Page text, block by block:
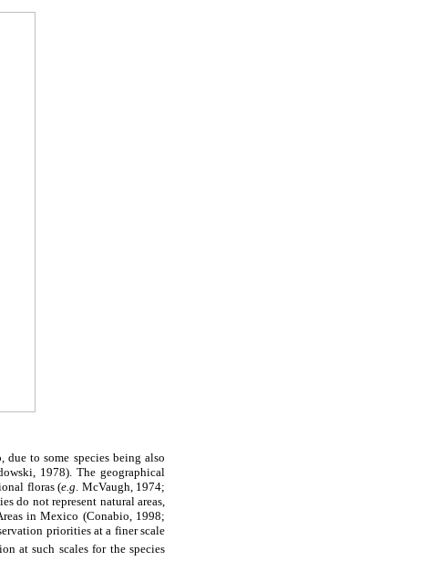
to some species being also
1978). The geographical
floras (e.g. McVaugh, 1974;
do not represent natural areas,
in Mexico (Conabio, 1998;
priorities at a finer scale
at such scales for the species